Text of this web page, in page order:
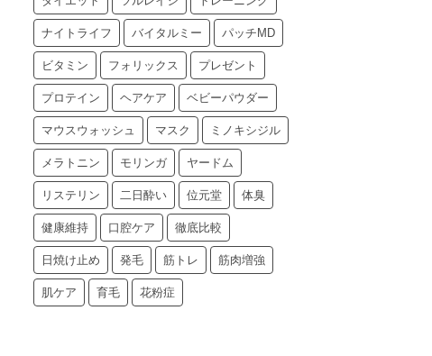
ナイトライフ バイタルミー パッチMD
ビタミン フォリックス プレゼント
プロテイン ヘアケア ベビーパウダー
マウスウォッシュ マスク ミノキシジル
メラトニン モリンガ ヤードム
リステリン 二日酔い 位元堂 体臭
健康維持 口腔ケア 徹底比較
日焼け止め 発毛 筋トレ 筋肉増強
肌ケア 育毛 花粉症